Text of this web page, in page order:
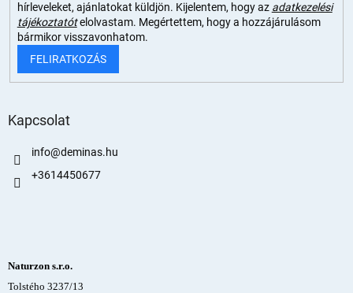
hírleveleket, ajánlatokat küldjön. Kijelentem, hogy az adatkezelési
tájékoztatót elolvastam. Megértettem, hogy a hozzájárulásom
bármikor visszavonhatom.
FELIRATKOZÁS
Kapcsolat
info@deminas.hu
+3614450677
Naturzon s.r.o.
Tolstého 3237/13